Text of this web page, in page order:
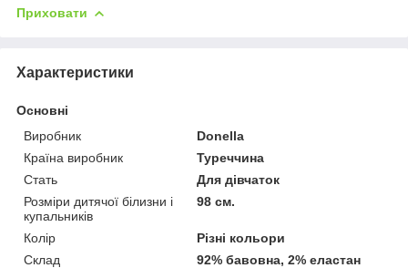
Приховати
Характеристики
Основні
Виробник
Donella
Країна виробник
Туреччина
Стать
Для дівчаток
Розміри дитячої білизни і
купальників
98 см.
Колір
Різні кольори
Склад
92% бавовна, 2% еластан